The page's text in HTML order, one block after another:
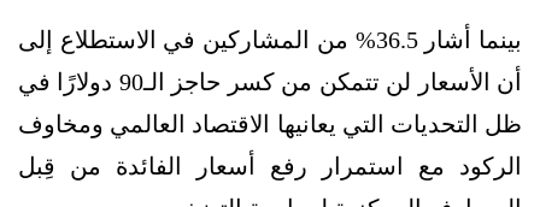
بينما أشار 36.5% من المشاركين في الاستطلاع إلى
أن الأسعار لن تتمكن من كسر حاجز الـ90 دولارًا في
ظل التحديات التي يعانيها الاقتصاد العالمي ومخاوف
الركود مع استمرار رفع أسعار الفائدة من قِبل